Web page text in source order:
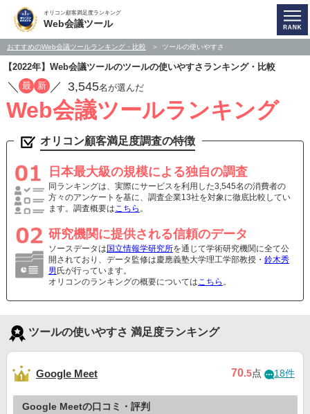
オリコン顧客満足度ランキング
Web会議ツール
おすすめのWeb会議ツールランキング・比較 ツールの使いやすさ
【2022年】Web会議ツールのツールの使いやすさランキング・比較
／ 最 新 ／ 3,545名が選んだ
Web会議ツールランキング
オリコン顧客満足度調査の特徴
日本最大級の規模による独自の調査
同ランキングは、実際にサービスを利用した3,545名の消費者の
方々のアンケートを基に、調査企業13社を対象に徹底比較してい
ます。調査概要はこちら 。
研究機関に提供される信頼のデータ
ソースデータは 国立情報学研究所を通じて学術研究機関に全て公
開されており、データ監修は慶應義塾大学理工学部教授・ 鈴木秀
男 氏が行っています。
オリコンのランキングの概要についてはこちら 。
ツールの使いやすさ 満足度ランキング
Google Meet 70.5点 18件
Google Meetの口コミ・評判